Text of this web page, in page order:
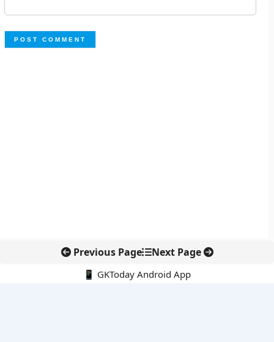
Previous Page Next Page
📱 GKToday Android App